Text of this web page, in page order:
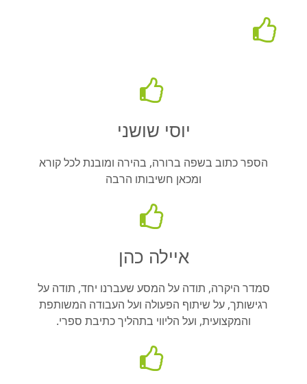
יוסי שושני
הספר כתוב בשפה ברורה, בהירה ומובנת לכל קורא
ומכאן חשיבותו הרבה
איילה כהן
סמדר היקרה, תודה על המסע שעברנו יחד, תודה על
רגישותך, על שיתוף הפעולה ועל העבודה המשותפת
והמקצועית, ועל הליווי בתהליך כתיבת ספרי.